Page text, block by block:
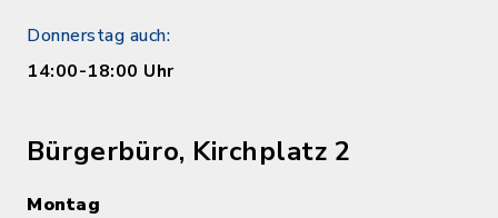
Donnerstag auch:
14:00-18:00 Uhr
Bürgerbüro, Kirchplatz 2
Montag